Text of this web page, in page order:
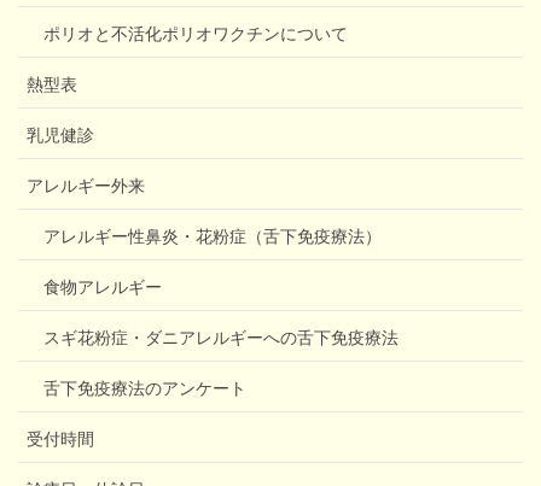
ポリオと不活化ポリオワクチンについて
熱型表
乳児健診
アレルギー外来
アレルギー性鼻炎・花粉症（舌下免疫療法）
食物アレルギー
スギ花粉症・ダニアレルギーへの舌下免疫療法
舌下免疫療法のアンケート
受付時間